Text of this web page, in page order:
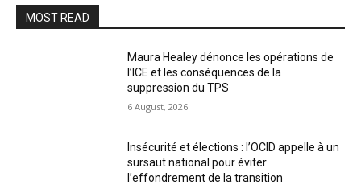
MOST READ
Maura Healey dénonce les opérations de
l’ICE et les conséquences de la
suppression du TPS
6 August, 2026
Insécurité et élections : l’OCID appelle à un
sursaut national pour éviter
l’effondrement de la transition